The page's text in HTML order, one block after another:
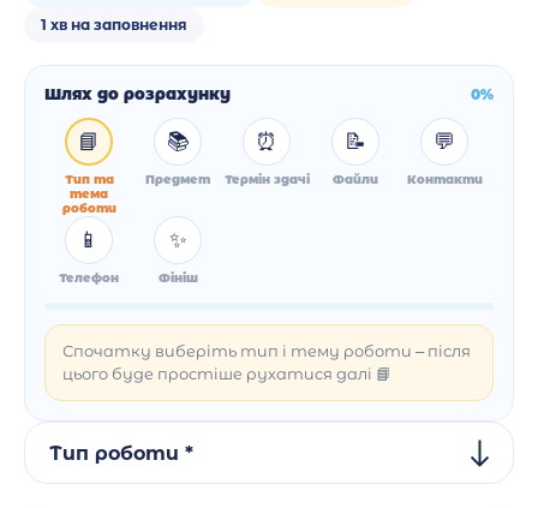
1 хв на заповнення
Шлях до розрахунку 0%
📘
Тип та
тема
роботи
📚
Предмет
⏰
Термін здачі
📝
Файли
💬
Контакти
📱
Телефон
✨
Фініш
Спочатку виберіть тип і тему роботи – після
цього буде простіше рухатися далі 📘
Тип роботи *